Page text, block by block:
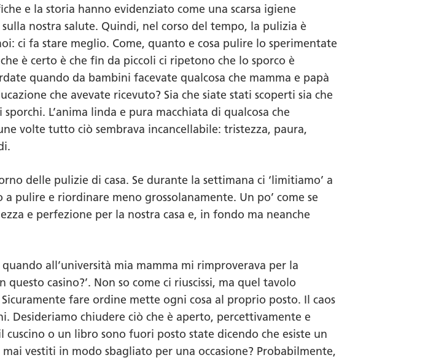
e la storia hanno evidenziato come una scarsa igiene
nostra salute. Quindi, nel corso del tempo, la pulizia è
ci fa stare meglio. Come, quanto e cosa pulire lo sperimentate
è certo è che fin da piccoli ci ripetono che lo sporco è
quando da bambini facevate qualcosa che mamma e papà
che avevate ricevuto? Sia che siate stati scoperti sia che
L’anima linda e pura macchiata di qualcosa che
volte tutto ciò sembrava incancellabile: tristezza, paura,
delle pulizie di casa. Se durante la settimana ci ‘limitiamo’ a
pulire e riordinare meno grossolanamente. Un po’ come se
e perfezione per la nostra casa e, in fondo ma neanche
all’università mia mamma mi rimproverava per la
casino?’. Non so come ci riuscissi, ma quel tavolo
fare ordine mette ogni cosa al proprio posto. Il caos
Desideriamo chiudere ciò che è aperto, percettivamente e
o un libro sono fuori posto state dicendo che esiste un
vestiti in modo sbagliato per una occasione? Probabilmente,